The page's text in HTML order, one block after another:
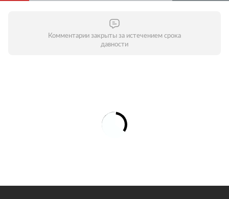
Комментарии закрыты за истечением срока
давности